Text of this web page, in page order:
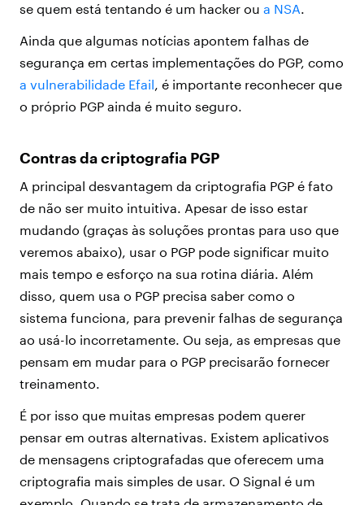
se quem está tentando é um hacker ou a NSA.
Ainda que algumas notícias apontem falhas de
segurança em certas implementações do PGP, como
a vulnerabilidade Efail, é importante reconhecer que
o próprio PGP ainda é muito seguro.
Contras da criptografia PGP
A principal desvantagem da criptografia PGP é fato
de não ser muito intuitiva. Apesar de isso estar
mudando (graças às soluções prontas para uso que
veremos abaixo), usar o PGP pode significar muito
mais tempo e esforço na sua rotina diária. Além
disso, quem usa o PGP precisa saber como o
sistema funciona, para prevenir falhas de segurança
ao usá-lo incorretamente. Ou seja, as empresas que
pensam em mudar para o PGP precisarão fornecer
treinamento.
É por isso que muitas empresas podem querer
pensar em outras alternativas. Existem aplicativos
de mensagens criptografadas que oferecem uma
criptografia mais simples de usar. O Signal é um